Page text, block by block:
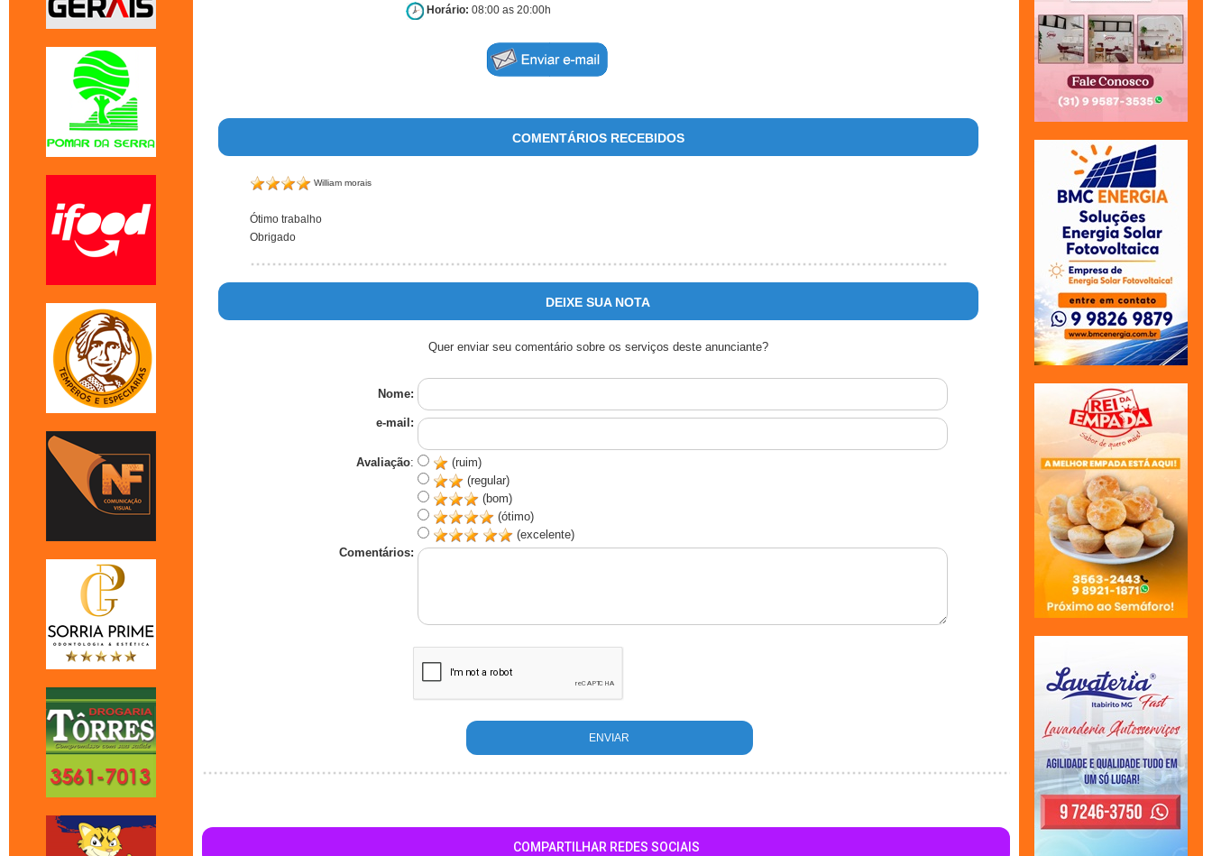
Horário: 08:00 as 20:00h
COMENTÁRIOS RECEBIDOS
William morais
Ótimo trabalho
Obrigado
DEIXE SUA NOTA
Quer enviar seu comentário sobre os serviços deste anunciante?
Nome:
e-mail:
Avaliação:
(ruim)
(regular)
(bom)
(ótimo)
(excelente)
Comentários:
COMPARTILHAR REDES SOCIAIS